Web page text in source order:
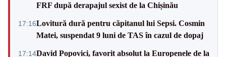
FRF după derapajul sexist de la Chișinău
17:16Lovitură dură pentru căpitanul lui Sepsi. Cosmin
Matei, suspendat 9 luni de TAS în cazul de dopaj
17:14David Popovici, favorit absolut la Europenele de la